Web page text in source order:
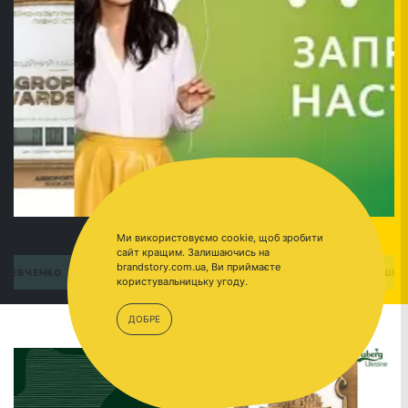
ШЕВЧЕНКО
ПЕРЕЙТИ
Ми використовуємо cookie, щоб зробити
сайт кращим. Залишаючись на
brandstory.com.ua, Ви приймаєте
користувальницьку угоду.
ДОБРЕ